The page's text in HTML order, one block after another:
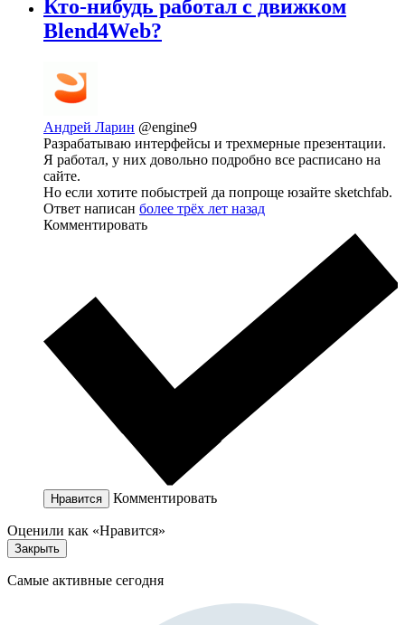
Кто-нибудь работал с движком
Blend4Web?
Андрей Ларин @engine9
Разрабатываю интерфейсы и трехмерные презентации.
Я работал, у них довольно подробно все расписано на
сайте.
Но если хотите побыстрей да попроще юзайте sketchfab.
Ответ написан более трёх лет назад
Комментировать
Нравится Комментировать
Оценили как «Нравится»
Закрыть
Самые активные сегодня